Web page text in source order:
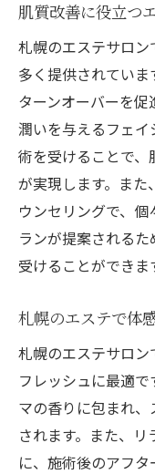
肌質改善に役立つ
札幌のエステサロ
多く提供されてい
ターンオーバーを
潤いを与えるフェ
術を受けることで
が実現します。また
ウンセリングで、
ランが提案される
受けることができま
札幌のエステで体
札幌のエステサロ
フレッシュに最適
マの香りに包まれ
されます。また、
に、施術後のアフ